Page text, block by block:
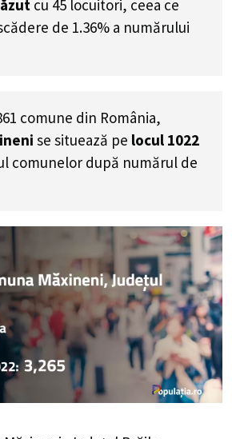
cu 45 locuitori, ceea ce
de 1.36% a numărului
comune din România,
se situează pe locul 1022
comunelor după numărul de